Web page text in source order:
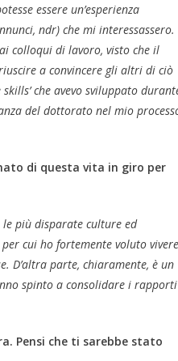
essere un’esperienza
ndr) che mi interessassero.
colloqui di lavoro, visto che il
a convincere gli altri di ciò
che avevo sviluppato
del dottorato nel mio
di questa vita in giro per
le più disparate culture ed
cui ho fortemente voluto vivere
D’altra parte, chiaramente, è un
spinto a consolidare i rapporti
Pensi che ti sarebbe stato